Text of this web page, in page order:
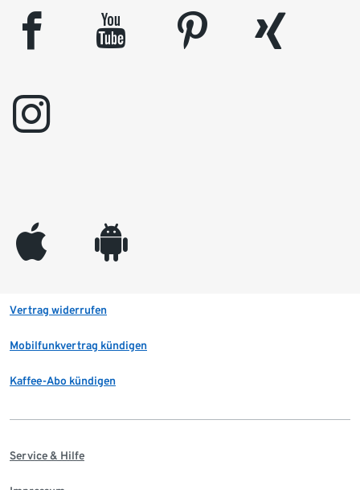
facebook youtube pinterest
xing
instagram
appleinc android
Vertrag widerrufen
Mobilfunkvertrag kündigen
Kaffee-Abo kündigen
Service & Hilfe